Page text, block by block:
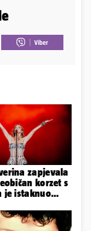
zapjevala
korzet s
je istaknuo